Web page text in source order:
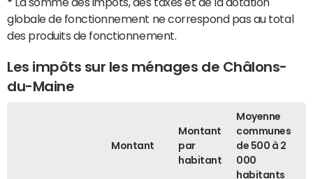
globale de fonctionnement ne correspond pas au total
des produits de fonctionnement.
Les impôts sur les ménages de Châlons-
du-Maine
Montant
Montant
par
habitant
Moyenne
communes
de 500 à 2
000
habitants